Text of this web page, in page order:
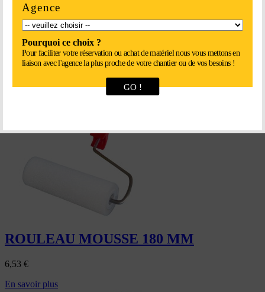
Agence
Pourquoi ce choix ?
Pour faciliter votre réservation ou achat de matériel nous vous mettons en
liaison avec l'agence la plus proche de votre chantier ou de vos besoins !
GO !
ROULEAU RADIATEUR COUDE 100
MM
5,60€
ROULEAU MOUSSE 180 MM
6,53 €
En savoir plus